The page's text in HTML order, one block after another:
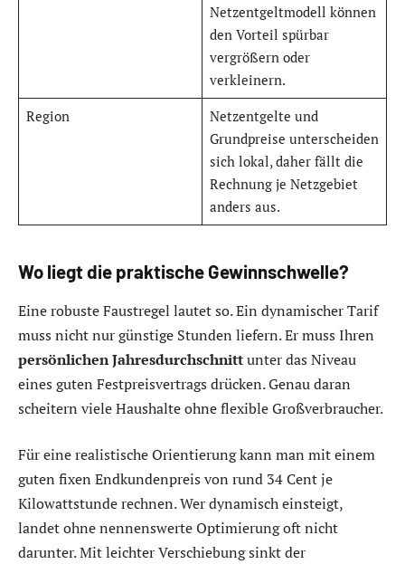
Netzentgeltmodell können
den Vorteil spürbar
vergrößern oder
verkleinern.
Region
Netzentgelte und
Grundpreise unterscheiden
sich lokal, daher fällt die
Rechnung je Netzgebiet
anders aus.
Wo liegt die praktische Gewinnschwelle?
Eine robuste Faustregel lautet so. Ein dynamischer Tarif
muss nicht nur günstige Stunden liefern. Er muss Ihren
persönlichen Jahresdurchschnittunter das Niveau
eines guten Festpreisvertrags drücken. Genau daran
scheitern viele Haushalte ohne flexible Großverbraucher.
Für eine realistische Orientierung kann man mit einem
guten fixen Endkundenpreis von rund 34 Cent je
Kilowattstunde rechnen. Wer dynamisch einsteigt,
landet ohne nennenswerte Optimierung oft nicht
darunter. Mit leichter Verschiebung sinkt der